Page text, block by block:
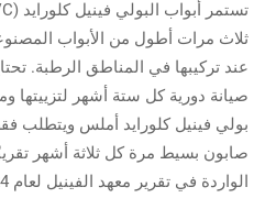
ثلاث مرات أطول من الأبواب
عند تركيبها في المناطق الرطبة.
صيانة دورية كل ستة أشهر
بولي فينيل كلورايد أملس ويتطلب
صابون بسيط مرة كل ثلاثة أشهر